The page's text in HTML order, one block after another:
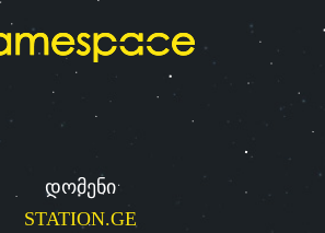
დომენი
STATION.GE